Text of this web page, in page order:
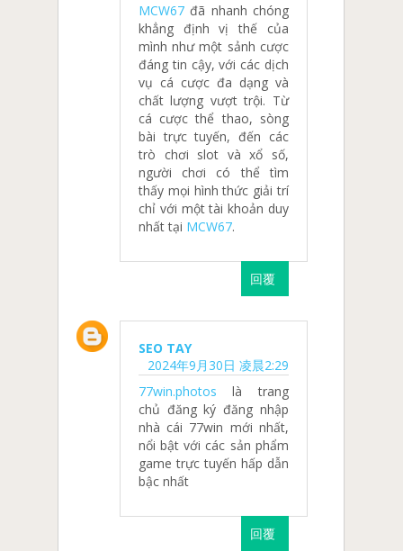
MCW67 đã nhanh chóng
khẳng định vị thế của
mình như một sảnh cược
đáng tin cậy, với các dịch
vụ cá cược đa dạng và
chất lượng vượt trội. Từ
cá cược thể thao, sòng
bài trực tuyến, đến các
trò chơi slot và xổ số,
người chơi có thể tìm
thấy mọi hình thức giải trí
chỉ với một tài khoản duy
nhất tại MCW67.
回覆
SEO TAY
2024年9月30日 凌晨2:29
77win.photos là trang
chủ đăng ký đăng nhập
nhà cái 77win mới nhất,
nổi bật với các sản phẩm
game trực tuyến hấp dẫn
bậc nhất
回覆